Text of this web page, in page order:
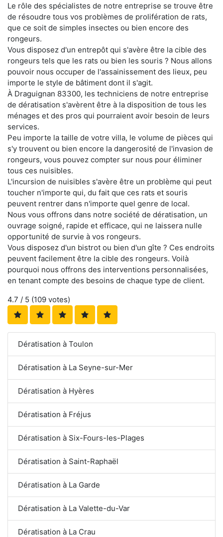
Le rôle des spécialistes de notre entreprise se trouve être
de résoudre tous vos problèmes de prolifération de rats,
que ce soit de simples insectes ou bien encore des
rongeurs.
Vous disposez d'un entrepôt qui s'avère être la cible des
rongeurs tels que les rats ou bien les souris ? Nous allons
pouvoir nous occuper de l'assainissement des lieux, peu
importe le style de bâtiment dont il s'agit.
À Draguignan 83300, les techniciens de notre entreprise
de dératisation s'avèrent être à la disposition de tous les
ménages et des pros qui pourraient avoir besoin de leurs
services.
Peu importe la taille de votre villa, le volume de pièces qui
s'y trouvent ou bien encore la dangerosité de l'invasion de
rongeurs, vous pouvez compter sur nous pour éliminer
tous ces nuisibles.
L'incursion de nuisibles s'avère être un problème qui peut
toucher n'importe qui, du fait que ces rats et souris
peuvent rentrer dans n'importe quel genre de local.
Nous vous offrons dans notre société de dératisation, un
ouvrage soigné, rapide et efficace, qui ne laissera nulle
opportunité de survie à vos rongeurs.
Vous disposez d'un bistrot ou bien d'un gîte ? Ces endroits
peuvent facilement être la cible des rongeurs. Voilà
pourquoi nous offrons des interventions personnalisées,
en tenant compte des besoins de chaque type de client.
4.7 / 5 (109 votes)
Dératisation à Toulon
Dératisation à La Seyne-sur-Mer
Dératisation à Hyères
Dératisation à Fréjus
Dératisation à Six-Fours-les-Plages
Dératisation à Saint-Raphaël
Dératisation à La Garde
Dératisation à La Valette-du-Var
Dératisation à La Crau